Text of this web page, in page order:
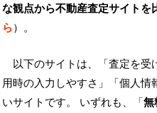
な観点から不動産査定サイトを
ら）。
以下のサイトは、「査定を受
用時の入力しやすさ」「個人
いサイトです。 いずれも、「無